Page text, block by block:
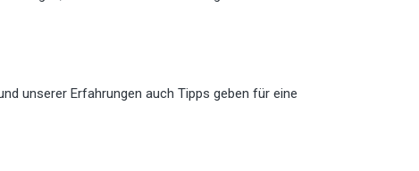
unserer Erfahrungen auch Tipps geben für eine